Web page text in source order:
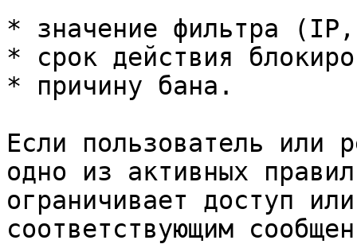
* значение фильтра
* срок действия
* причину бана.
Если пользователь или
одно из активных
ограничивает доступ
соответствующим